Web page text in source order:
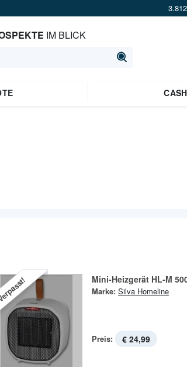
IM BLICK
Mini-Heizgerät HL-M
Marke: Silva Homeline
Preis: € 24,99